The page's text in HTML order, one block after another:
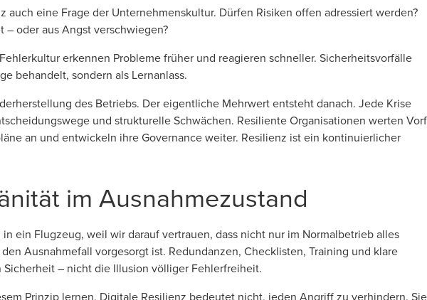
auch eine Frage der Unternehmenskultur. Dürfen Risiken offen adressiert werden?
oder aus Angst verschwiegen?
erkennen Probleme früher und reagieren schneller. Sicherheitsvorfälle
behandelt, sondern als Lernanlass.
des Betriebs. Der eigentliche Mehrwert entsteht danach. Jede Krise
und strukturelle Schwächen. Resiliente Organisationen werten
an und entwickeln ihre Governance weiter. Resilienz ist ein kontinuierlicher
im Ausnahmezustand
ein Flugzeug, weil wir darauf vertrauen, dass nicht nur im Normalbetrieb alles
Ausnahmefall vorgesorgt ist. Redundanzen, Checklisten, Training und klare
– nicht die Illusion völliger Fehlerfreiheit.
Prinzip lernen. Digitale Resilienz bedeutet nicht, jeden Angriff zu verhindern. Sie